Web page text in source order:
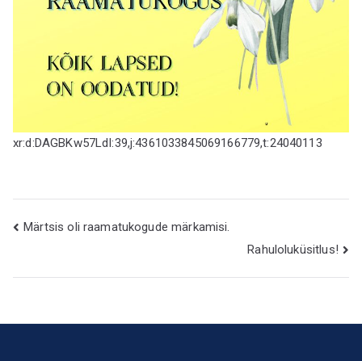
xr:d:DAGBKw57LdI:39,j:4361033845069166779,t:24040113
Navigeerimine
Märtsis oli raamatukogude märkamisi.
Rahuloluküsitlus!